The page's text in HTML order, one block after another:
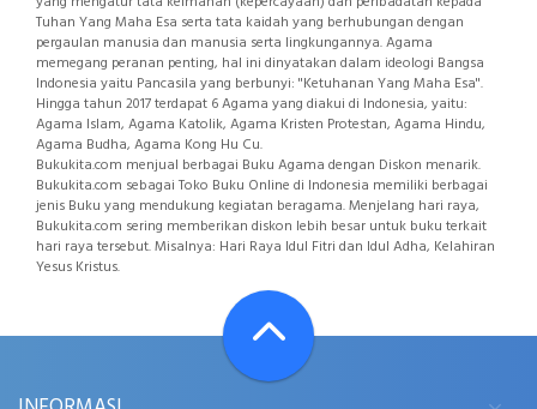
Tuhan Yang Maha Esa serta tata kaidah yang berhubungan dengan
pergaulan manusia dan manusia serta lingkungannya. Agama
memegang peranan penting, hal ini dinyatakan dalam ideologi Bangsa
Indonesia yaitu Pancasila yang berbunyi: "Ketuhanan Yang Maha Esa".
Hingga tahun 2017 terdapat 6 Agama yang diakui di Indonesia, yaitu:
Agama Islam, Agama Katolik, Agama Kristen Protestan, Agama Hindu,
Agama Budha, Agama Kong Hu Cu.
Bukukita.com menjual berbagai Buku Agama dengan Diskon menarik.
Bukukita.com sebagai Toko Buku Online di Indonesia memiliki berbagai
jenis Buku yang mendukung kegiatan beragama. Menjelang hari raya,
Bukukita.com sering memberikan diskon lebih besar untuk buku terkait
hari raya tersebut. Misalnya: Hari Raya Idul Fitri dan Idul Adha, Kelahiran
Yesus Kristus.